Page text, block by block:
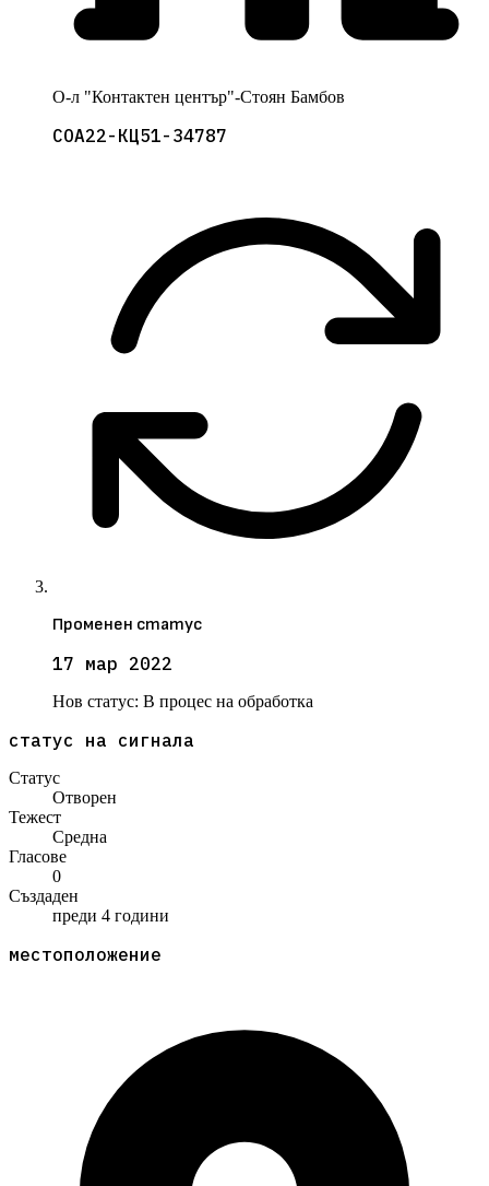
О-л "Контактен център"-Стоян Бамбов
СОА22-КЦ51-34787
Променен статус
17 мар 2022
Нов статус: В процес на обработка
статус на сигнала
Статус
Отворен
Тежест
Средна
Гласове
0
Създаден
преди 4 години
местоположение